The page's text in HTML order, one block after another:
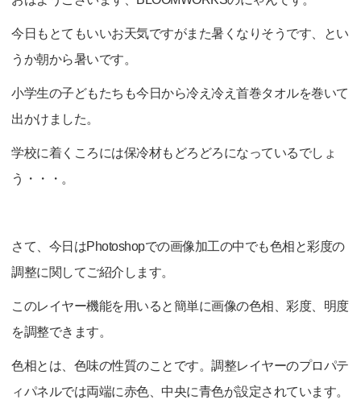
今日もとてもいいお天気ですがまた暑くなりそうです、とい
うか朝から暑いです。
小学生の子どもたちも今日から冷え冷え首巻タオルを巻いて
出かけました。
学校に着くころには保冷材もどろどろになっているでしょ
う・・・。
さて、今日はPhotoshopでの画像加工の中でも色相と彩度の
調整に関してご紹介します。
このレイヤー機能を用いると簡単に画像の色相、彩度、明度
を調整できます。
色相とは、色味の性質のことです。調整レイヤーのプロパテ
ィパネルでは両端に赤色、中央に青色が設定されています。